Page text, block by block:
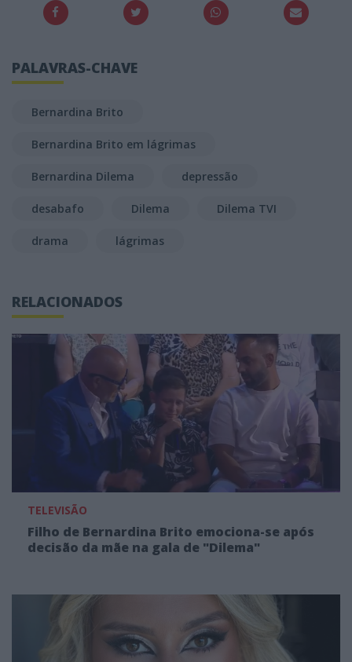
PALAVRAS-CHAVE
Bernardina Brito
Bernardina Brito em lágrimas
Bernardina Dilema depressão
desabafo Dilema Dilema TVI
drama lágrimas
RELACIONADOS
TELEVISÃO
Filho de Bernardina Brito emociona-se após
decisão da mãe na gala de "Dilema"